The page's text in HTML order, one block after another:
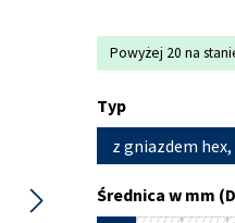
Powyżej 20 na
Wybierz
Typ
z gniazdem
Wybierz
Średnica w mm